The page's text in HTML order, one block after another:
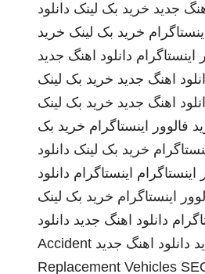
جدید خرید بک لینک دانلود
خرید بک لینک خرید
اینستاگرام دانلود اهنگ جدید
اهنگ جدید خرید بک لینک
اهنگ جدید خرید بک لینک
فالوور اینستاگرام خرید بک
خرید بک لینک دانلود
اینستاگرام اینستاگرام دانلود
اینستاگرام خرید بک لینک
دانلود اهنگ جدید دانلود
دانلود اهنگ جدید Accident
Replacement Vehicles